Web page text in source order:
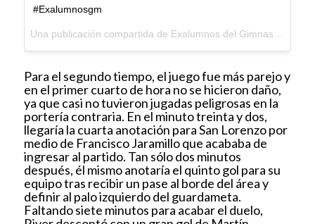
#Exalumnosgm
Una publicación compartida de Exalumnos del Gimnasio Moderno (@exalumnosgm) el
Para el segundo tiempo, el juego fue más parejo y
en el primer cuarto de hora no se hicieron daño,
ya que casi no tuvieron jugadas peligrosas en la
portería contraria. En el minuto treinta y dos,
llegaría la cuarta anotación para San Lorenzo por
medio de Francisco Jaramillo que acababa de
ingresar al partido. Tan sólo dos minutos
después, él mismo anotaría el quinto gol para su
equipo tras recibir un pase al borde del área y
definir al palo izquierdo del guardameta.
Faltando siete minutos para acabar el duelo,